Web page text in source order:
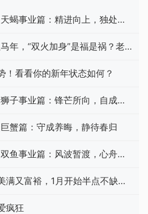
蝎事业篇：精进向上，独处自
年，“双火加身”是福是祸？老
！看看你的新年状态如何？
子事业篇：锋芒所向，自成山
蟹篇：守成养晦，静待春归
鱼事业篇：风波暂渡，心舟自
满又富裕，1月开始半点不缺钱
疯狂